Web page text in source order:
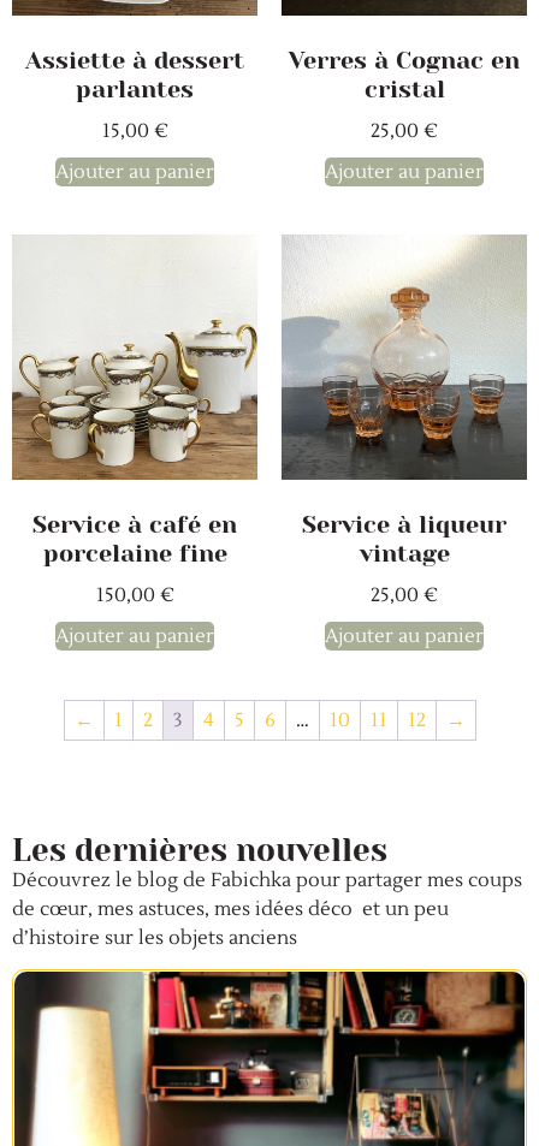
Assiette à dessert
parlantes
15,00 €
Ajouter au panier
Verres à Cognac en
cristal
25,00 €
Ajouter au panier
Service à café en
porcelaine fine
150,00 €
Ajouter au panier
Service à liqueur
vintage
25,00 €
Ajouter au panier
← 1 2 3 4 5 6 … 10 11 12 →
Les dernières nouvelles
Découvrez le blog de Fabichka pour partager mes coups
de cœur, mes astuces, mes idées déco et un peu
d’histoire sur les objets anciens